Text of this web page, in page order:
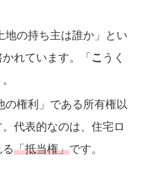
地の持ち主は誰か」とい
れています。「 こ うく
の権利」である所有権以
代表的なのは、住宅ロ
る「抵当権」です。